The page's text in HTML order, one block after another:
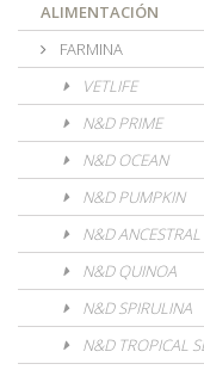
ALIMENTACIÓN
FARMINA
VETLIFE
N&D PRIME
N&D OCEAN
N&D PUMPKIN
N&D ANCESTRAL
N&D QUINOA
N&D SPIRULINA
N&D TROPICAL